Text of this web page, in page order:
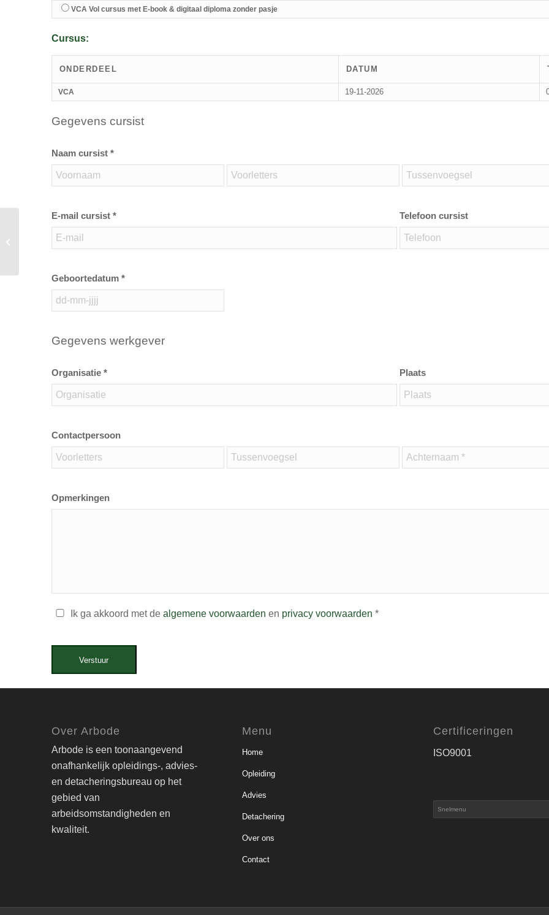
VCA Vol cursus met E-book & digitaal diploma zonder pasje
Cursus:
ONDERDEEL DATUM
VCA 19-11-2026
Gegevens cursist
Naam cursist *
E-mail cursist * Telefoon cursist
Geboortedatum *
Gegevens werkgever
Organisatie * Plaats
Contactpersoon
Opmerkingen
Ik ga akkoord met de algemene voorwaarden en privacy voorwaarden *
Verstuur
Over Arbode
Arbode is een toonaangevend
onafhankelijk opleidings-, advies-
en detacheringsbureau op het
gebied van
arbeidsomstandigheden en
kwaliteit.
Menu
Home
Opleiding
Advies
Detachering
Over ons
Contact
Certificeringen
ISO9001
Preventiemedewerker 1 dag